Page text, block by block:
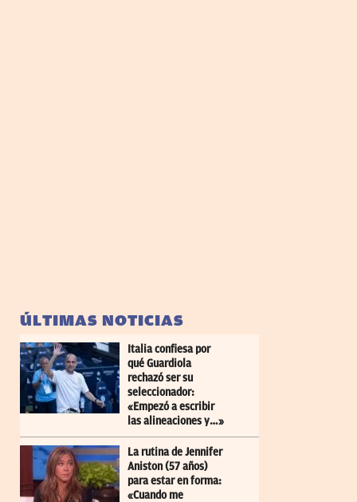
ÚLTIMAS NOTICIAS
Italia confiesa por
qué Guardiola
rechazó ser su
seleccionador:
«Empezó a escribir
las alineaciones y…»
La rutina de Jennifer
Aniston (57 años)
para estar en forma:
«Cuando me